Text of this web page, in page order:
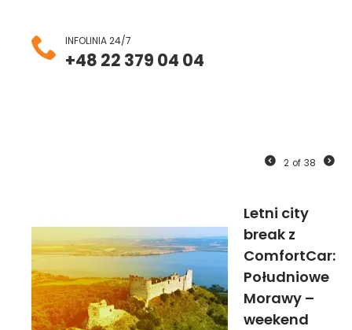
INFOLINIA 24/7
+48 22 379 04 04
2 of 38
Letni city
break z
ComfortCar:
Południowe
Morawy –
weekend